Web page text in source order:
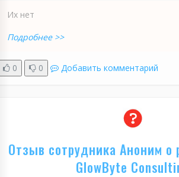
Их нет
Подробнее >>
0 0 Добавить комментарий
Отзыв сотрудника Аноним о
GlowByte